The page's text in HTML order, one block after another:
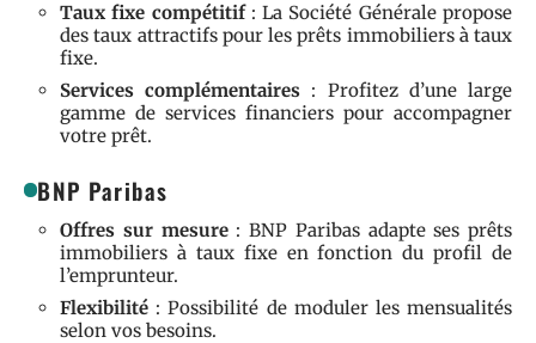
Taux fixe compétitif: La Société Générale propose
des taux attractifs pour les prêts immobiliers à taux
fixe.
Services complémentaires : Profitez d’une large
gamme de services financiers pour accompagner
votre prêt.
BNP Paribas
Offres sur mesure: BNP Paribas adapte ses prêts
immobiliers à taux fixe en fonction du profil de
l’emprunteur.
Flexibilité : Possibilité de moduler les mensualités
selon vos besoins.